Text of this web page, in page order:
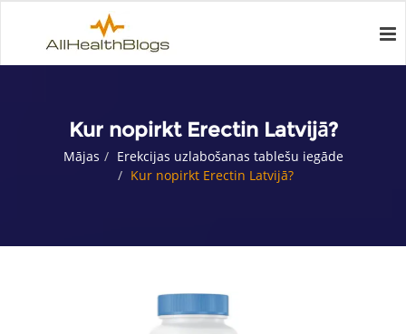
Kur nopirkt Erectin Latvijā?
Mājas
Erekcijas uzlabošanas tablešu iegāde
Kur nopirkt Erectin Latvijā?